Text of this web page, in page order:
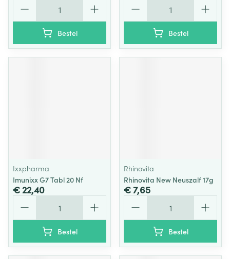
Bestel Bestel
Ixxpharma
Imunixx G7 Tabl 20 Nf
€ 22,40
Bestel
Rhinovita
Rhinovita New Neuszalf 17g
€ 7,65
Bestel